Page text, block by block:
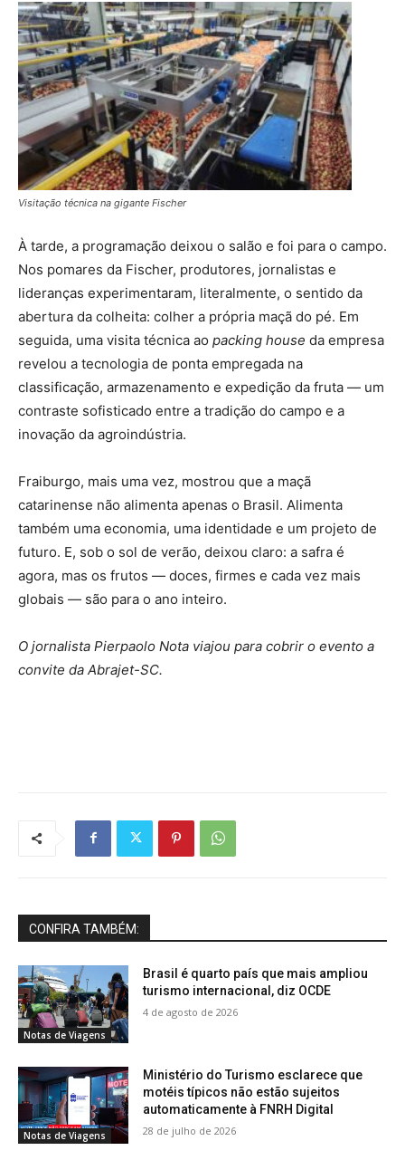
Visitação técnica na gigante Fischer
À tarde, a programação deixou o salão e foi para o campo.
Nos pomares da Fischer, produtores, jornalistas e
lideranças experimentaram, literalmente, o sentido da
abertura da colheita: colher a própria maçã do pé. Em
seguida, uma visita técnica ao packing house da empresa
revelou a tecnologia de ponta empregada na
classificação, armazenamento e expedição da fruta — um
contraste sofisticado entre a tradição do campo e a
inovação da agroindústria.
Fraiburgo, mais uma vez, mostrou que a maçã
catarinense não alimenta apenas o Brasil. Alimenta
também uma economia, uma identidade e um projeto de
futuro. E, sob o sol de verão, deixou claro: a safra é
agora, mas os frutos — doces, firmes e cada vez mais
globais — são para o ano inteiro.
O jornalista Pierpaolo Nota viajou para cobrir o evento a
convite da Abrajet-SC.
CONFIRA TAMBÉM:
Notas de Viagens
Brasil é quarto país que mais ampliou
turismo internacional, diz OCDE
4 de agosto de 2026
Notas de Viagens
Ministério do Turismo esclarece que
motéis típicos não estão sujeitos
automaticamente à FNRH Digital
28 de julho de 2026